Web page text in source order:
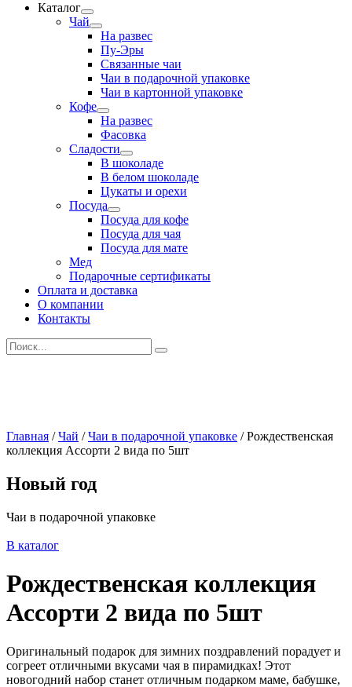
Каталог
Развернутое
вложенное
меню
Чай
Развернутое
вложенное
меню
На развес
Пу-Эры
Связанные чаи
Чаи в подарочной упаковке
Чаи в картонной упаковке
Кофе
Развернутое
вложенное
меню
На развес
Фасовка
Сладости
Развернутое
вложенное
меню
В шоколаде
В белом шоколаде
Цукаты и орехи
Посуда
Развернутое
вложенное
меню
Посуда для кофе
Посуда для чая
Посуда для мате
Мед
Подарочные сертификаты
Оплата и доставка
О компании
Контакты
Искать:
Главная /Чай /Чаи в подарочной упаковке /Рождественская
коллекция Ассорти 2 вида по 5шт
Новый год
Чаи в подарочной упаковке
В каталог
Рождественская коллекция
Ассорти 2 вида по 5шт
Оригинальный подарок для зимних поздравлений порадует и
согреет отличными вкусами чая в пирамидках! Этот
новогодний набор станет отличным подарком маме, бабушке,